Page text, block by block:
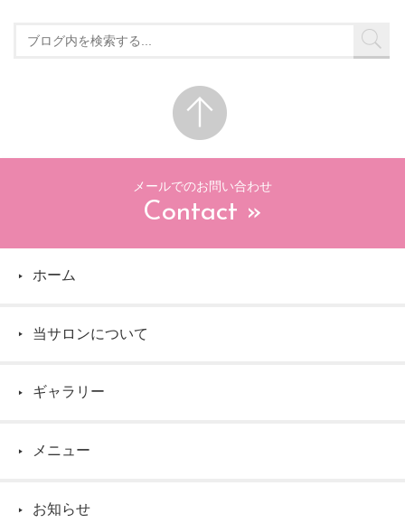
メールでのお問い合わせ
Contact »
▶ ホーム
▶ 当サロンについて
▶ ギャラリー
▶ メニュー
▶ お知らせ